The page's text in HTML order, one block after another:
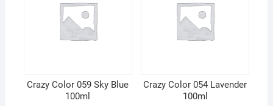
Crazy Color 059 Sky Blue
100ml
Crazy Color 054 Lavender
100ml